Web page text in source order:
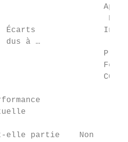

Écarts         
dus à …



elle partie    Non